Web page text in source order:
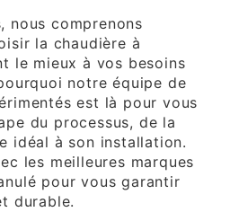
nous comprenons
la chaudière à
le mieux à vos besoins
notre équipe de
est là pour vous
du processus, de la
idéal à son installation.
les meilleures marques
pour vous garantir
durable.